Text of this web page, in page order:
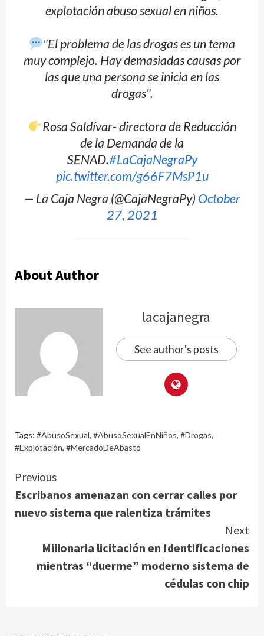
explotación abuso sexual en niños.
"El problema de las drogas es un tema
muy complejo. Hay demasiadas causas por
las que una persona se inicia en las
drogas".
Rosa Saldívar- directora de Reducción
de la Demanda de la
SENAD.#LaCajaNegraPy
pic.twitter.com/g66F7MsP1u
— La Caja Negra (@CajaNegraPy) October
27, 2021
About Author
lacajanegra
See author's posts
Tags: #AbusoSexual, #AbusoSexualEnNiños, #Drogas,
#Explotación, #MercadoDeAbasto
Continue
Reading
Previous
Escribanos amenazan con cerrar calles por
nuevo sistema que ralentiza trámites
Next
Millonaria licitación en Identificaciones
mientras “duerme” moderno sistema de
cédulas con chip